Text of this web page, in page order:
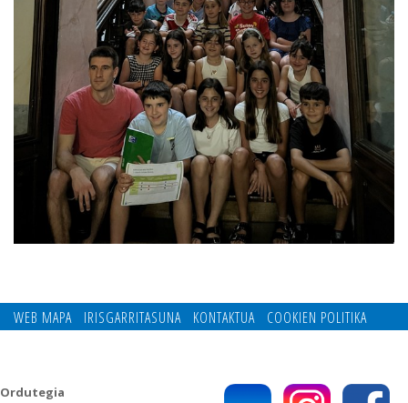
WEB MAPA IRISGARRITASUNA KONTAKTUA
COOKIEN POLITIKA
PRIBATUTASUN POLITIKA
Ordutegia